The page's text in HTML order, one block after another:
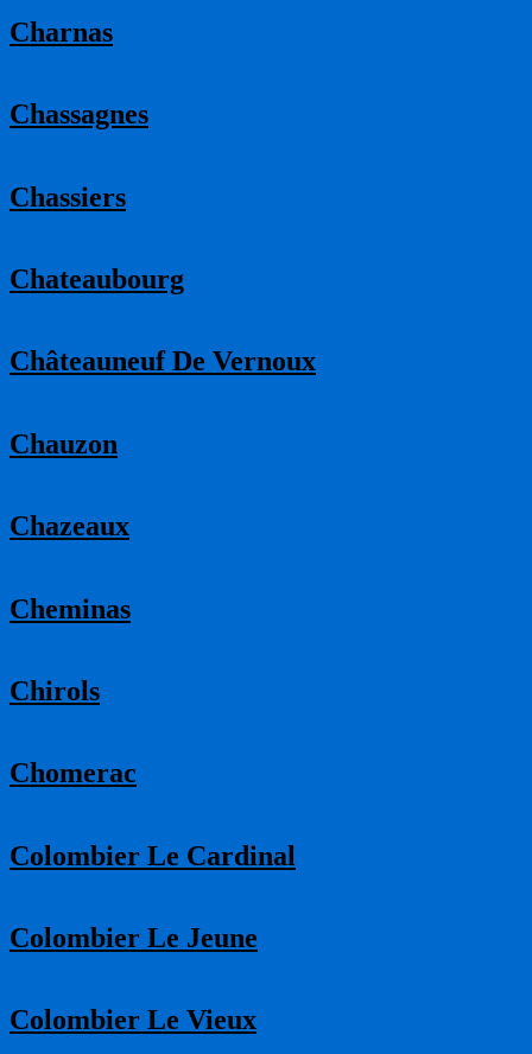
Charnas
Chassagnes
Chassiers
Chateaubourg
Châteauneuf De Vernoux
Chauzon
Chazeaux
Cheminas
Chirols
Chomerac
Colombier Le Cardinal
Colombier Le Jeune
Colombier Le Vieux